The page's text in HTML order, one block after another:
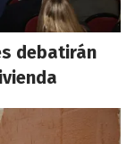
debatirán